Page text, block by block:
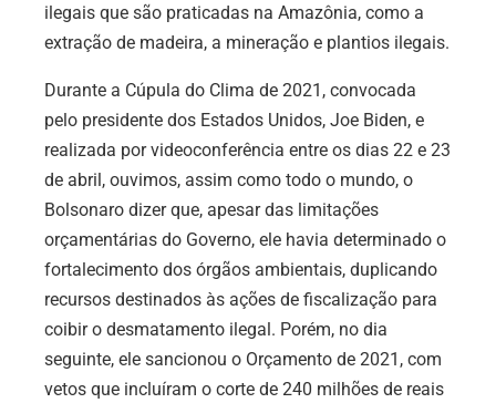
ilegais que são praticadas na Amazônia, como a
extração de madeira, a mineração e plantios ilegais.
Durante a Cúpula do Clima de 2021, convocada
pelo presidente dos Estados Unidos, Joe Biden, e
realizada por videoconferência entre os dias 22 e 23
de abril, ouvimos, assim como todo o mundo, o
Bolsonaro dizer que, apesar das limitações
orçamentárias do Governo, ele havia determinado o
fortalecimento dos órgãos ambientais, duplicando
recursos destinados às ações de fiscalização para
coibir o desmatamento ilegal. Porém, no dia
seguinte, ele sancionou o Orçamento de 2021, com
vetos que incluíram o corte de 240 milhões de reais